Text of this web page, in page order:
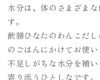
水分は、体のさまざま
す。
飲膳ひなたのわんこだし
のごはんにかけてお使い
不足しがちな水分を補い
寄り添うひとしなです。